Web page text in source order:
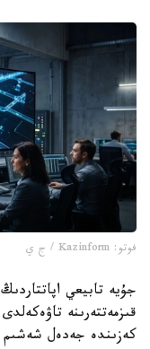
فوتو: Kazinform / ج ي
جۇيە تابيعي
قىزمەتتەرىنە
كەزىندە جەدەل شەشىم